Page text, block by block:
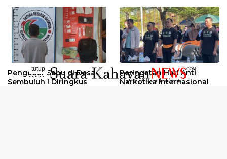
Pengedar Sabu di Desa
Sembuluh I Diringkus
Peringatan Hari Anti
Narkotika Internasional
tutup
..........